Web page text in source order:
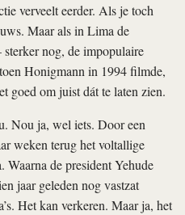
verveelt eerder. Als je toch
Maar als in Lima de
nog, de impopulaire
Honigmann in 1994 filmde,
goed om juist dát te laten zien.
Nou ja, wel iets. Door een
weken terug het voltallige
de president Yehude
jaar geleden nog vastzat
Het kan verkeren. Maar ja, het